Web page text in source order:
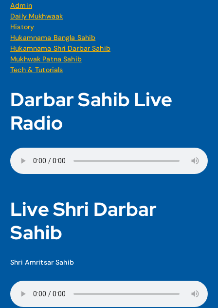
Admin
Daily Mukhwaak
History
Hukamnama Bangla Sahib
Hukamnama Shri Darbar Sahib
Mukhwak Patna Sahib
Tech & Tutorials
Darbar Sahib Live
Radio
Live Shri Darbar
Sahib
Shri Amritsar Sahib